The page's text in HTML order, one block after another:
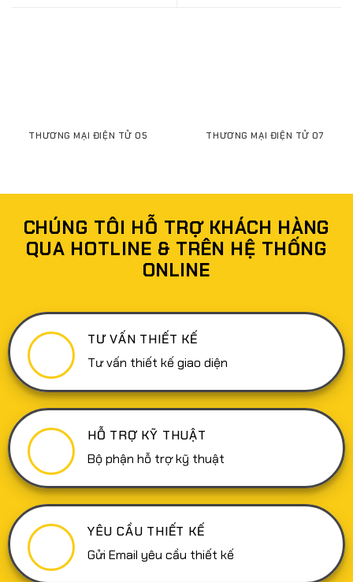
THƯƠNG MẠI ĐIỆN TỬ 05 THƯƠNG MẠI ĐIỆN TỬ 07
CHÚNG TÔI HỖ TRỢ KHÁCH HÀNG
QUA HOTLINE & TRÊN HỆ THỐNG
ONLINE
TƯ VẤN THIẾT KẾ
Tư vấn thiết kế giao diện
HỖ TRỢ KỸ THUẬT
Bộ phận hỗ trợ kỹ thuật
YÊU CẦU THIẾT KẾ
Gửi Email yêu cầu thiết kế